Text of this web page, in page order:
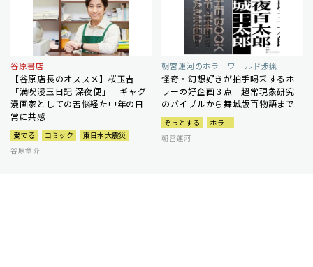
谷原書店
【谷原店長のオススメ】桜玉吉
「満喫漫玉日記 深夜便」 ギャグ
漫画家としての苦悩経た中年の日
常に共感
愛でる コミック
東日本大震災
谷原章介
朝宮運河のホラーワールド渉猟
怪奇・幻想好きが拍手喝采するホ
ラーの好企画３点 超常現象研究
のバイブルから舞城版百物語まで
ぞっとする
ホラー
朝宮運河